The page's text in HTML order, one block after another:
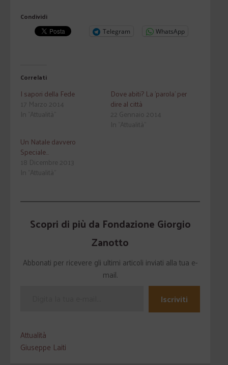
Condividi
Telegram WhatsApp
Correlati
I sapori della Fede
17 Marzo 2014
In "Attualità"
Dove abiti? La 'parola' per
dire al città
22 Gennaio 2014
In "Attualità"
Un Natale davvero
Speciale…
18 Dicembre 2013
In "Attualità"
Scopri di più da Fondazione Giorgio
Zanotto
Abbonati per ricevere gli ultimi articoli inviati alla tua e-
mail.
Iscriviti
Attualità
Giuseppe Laiti